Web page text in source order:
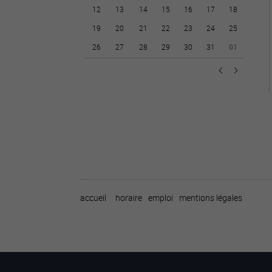
12
13 14 15 16 17
18
19
20 21 22 23 24
25
26
27 28 29 30 31 01
accueil horaire emploi mentions légales